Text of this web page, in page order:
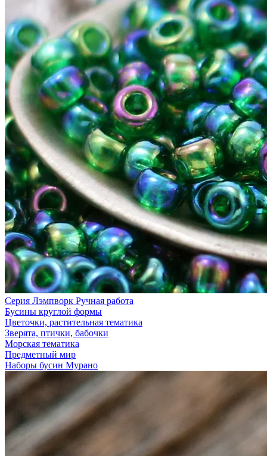
Серия Лэмпворк Ручная работа
Бусины круглой формы
Цветочки, растительная тематика
Зверята, птички, бабочки
Морская тематика
Предметный мир
Наборы бусин Мурано